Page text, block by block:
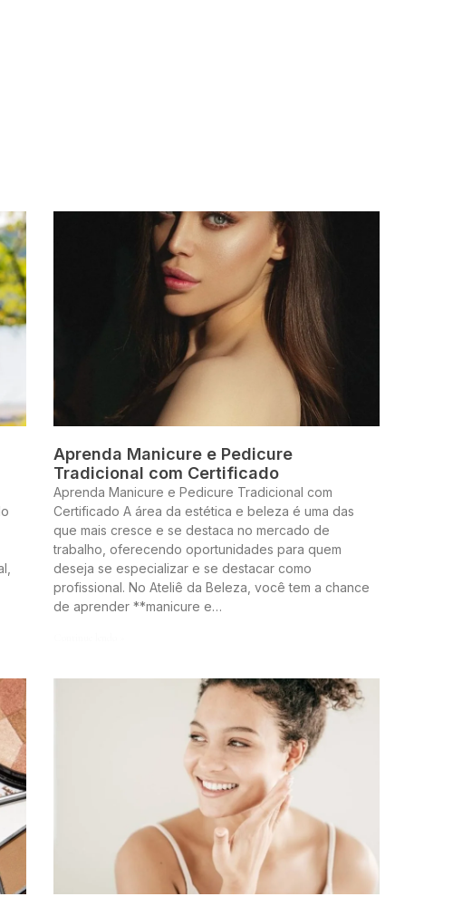
Aprenda Manicure e Pedicure
Tradicional com Certificado
Aprenda Manicure e Pedicure Tradicional com
Certificado A área da estética e beleza é uma das
que mais cresce e se destaca no mercado de
trabalho, oferecendo oportunidades para quem
deseja se especializar e se destacar como
profissional. No Ateliê da Beleza, você tem a chance
de aprender **manicure e…